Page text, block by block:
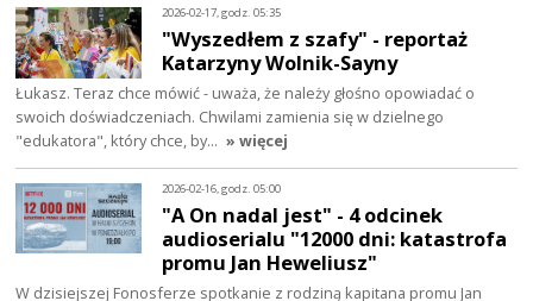
2026-02-17, godz. 05:35
"Wyszedłem z szafy" - reportaż
Katarzyny Wolnik-Sayny
Łukasz. Teraz chce mówić - uważa, że należy głośno opowiadać o
swoich doświadczeniach. Chwilami zamienia się w dzielnego
"edukatora", który chce, by… » więcej
2026-02-16, godz. 05:00
"A On nadal jest" - 4 odcinek
audioserialu "12000 dni: katastrofa
promu Jan Heweliusz"
W dzisiejszej Fonosferze spotkanie z rodziną kapitana promu Jan